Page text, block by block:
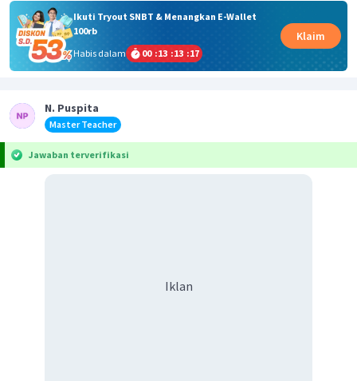
Ikuti Tryout SNBT & Menangkan E-Wallet
100rb
Habis dalam
00 :13 :13 :16
Klaim
N. Puspita
Master Teacher
Jawaban terverifikasi
Iklan